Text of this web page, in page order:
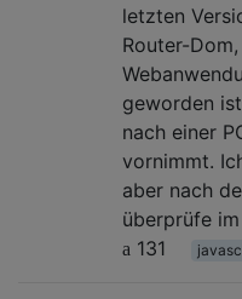
letzten
Router-
geworden
nach einer
vornimmt.
aber nach
überprüfe
131